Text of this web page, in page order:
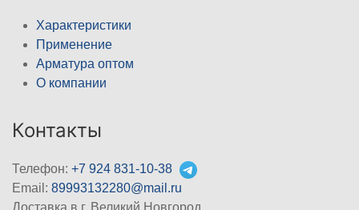
Характеристики
Применение
Арматура оптом
О компании
Контакты
Телефон: +7 924 831-10-38
Email: 89993132280@mail.ru